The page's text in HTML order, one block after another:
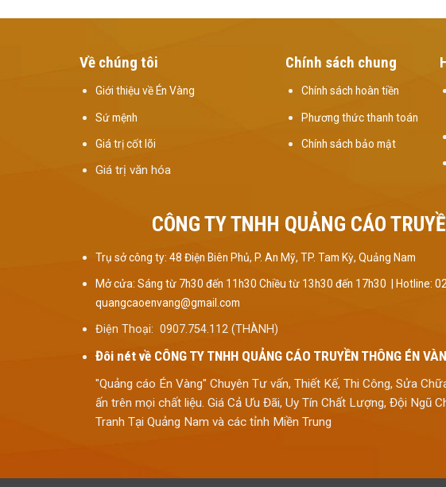
Về chúng tôi
Giới thiệu về Én Vàng
Sứ mệnh
Giá trị cốt lõi
Giá trị văn hóa
Chính sách chung
Chính sách hoàn tiền
Phương thức thanh toán
Chính sách bảo mật
CÔNG TY TNHH QUẢNG CÁO
Trụ sở công ty: 48 Điện Biên Phủ, P. An Mỹ, TP. Tam Kỳ, Quảng Nam
Mở cửa: Sáng từ 7h30 đến 11h30 Chiều từ 13h30 đến 17h30 |
Hotline:
quangcaoenvang@gmail.com
Điện Thoại: 0907.754.112 (THÀNH)
Đôi nét về CÔNG TY TNHH QUẢNG CÁO TRUYỀN THÔNG ÉN
"Quảng cáo Én Vàng" Chuyên Tư vấn, Thiết Kế, Thi Công, Sửa
ấn trên mọi chất liệu. Giá Cả Ưu Đãi, Uy Tín Chất Lượng, Đội Ngũ
Tranh Tại Quảng Nam và các tỉnh Miền Trung